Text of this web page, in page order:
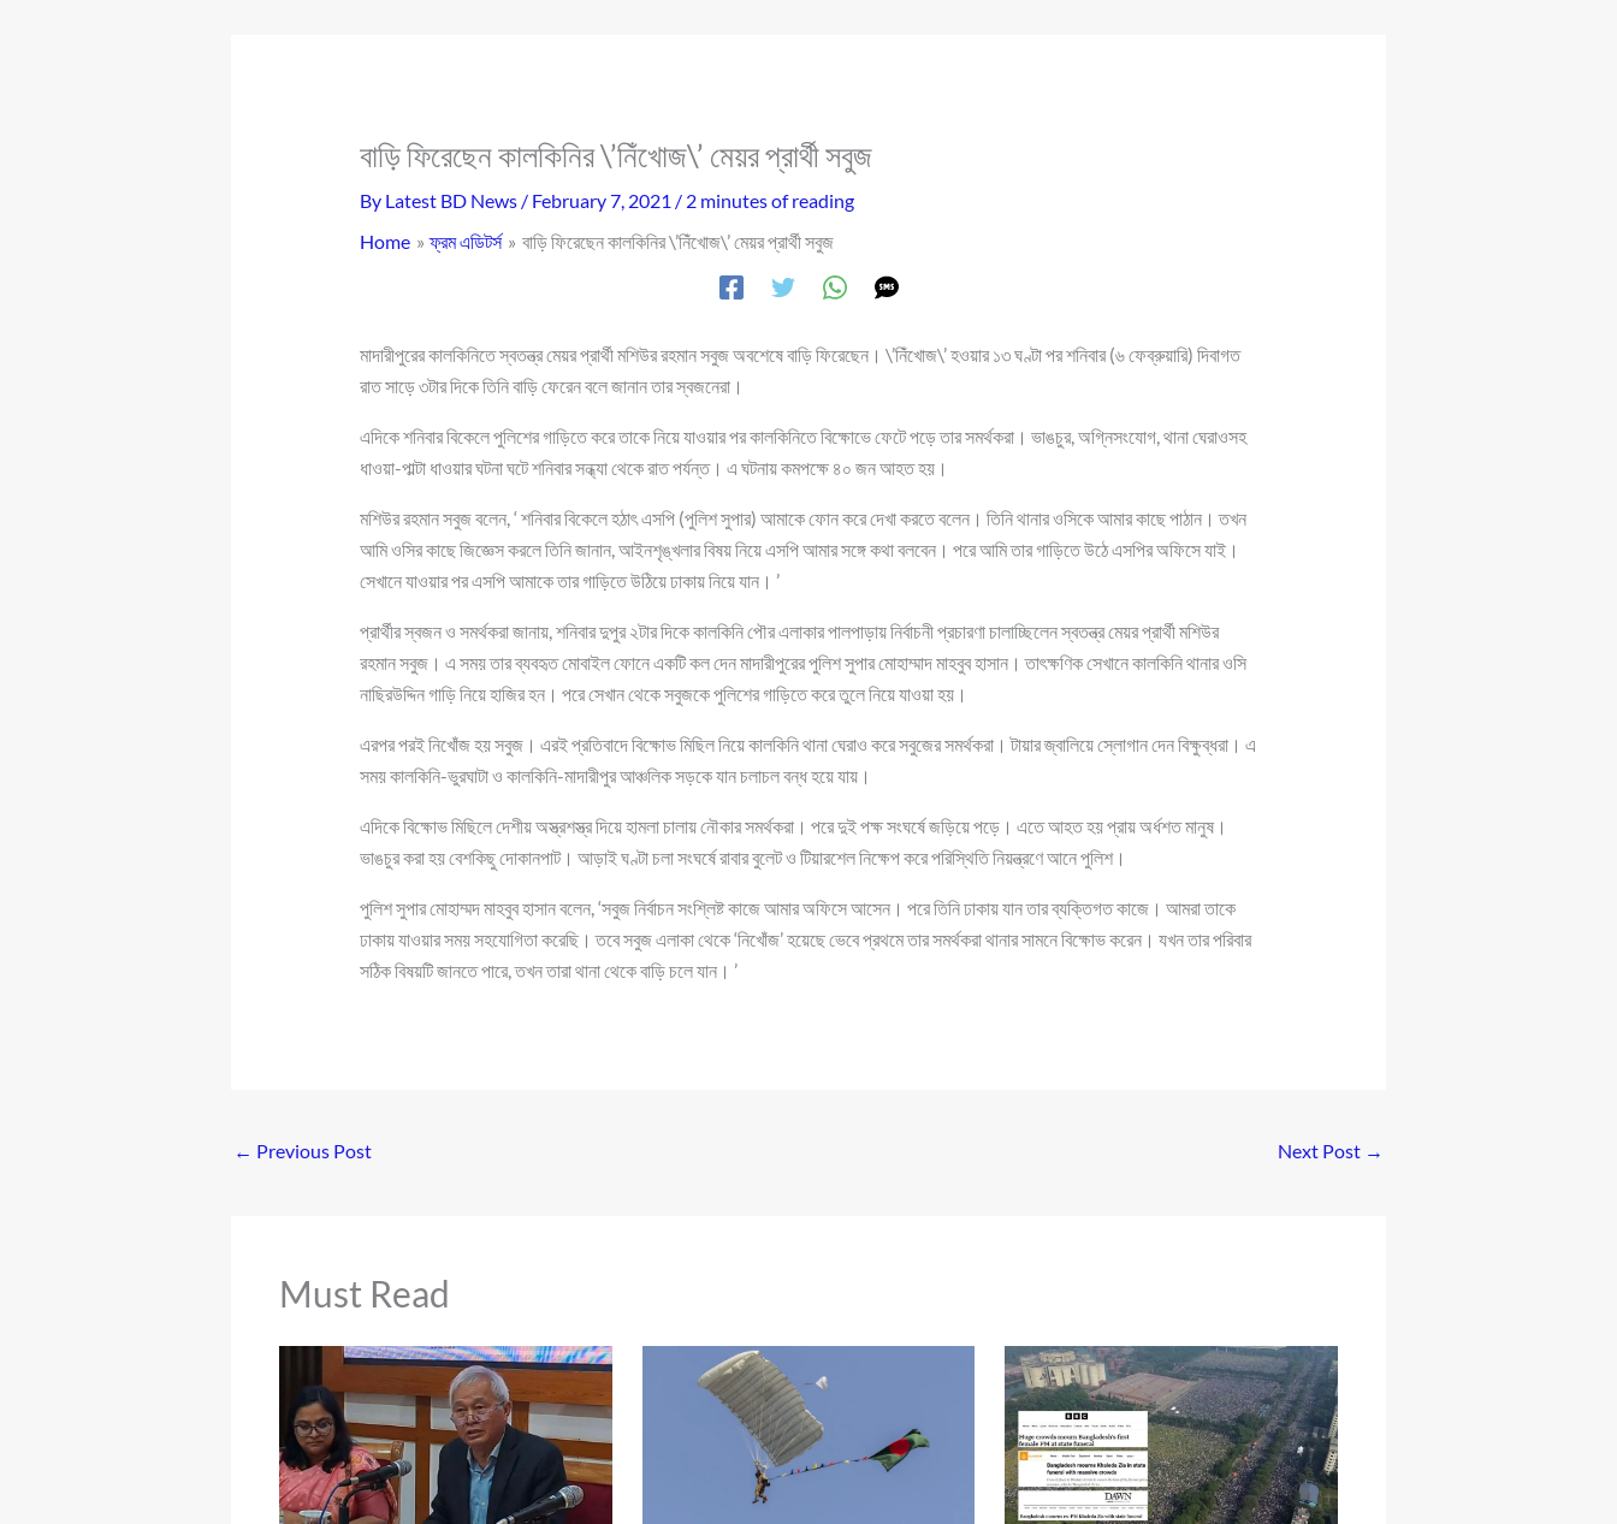
বাড়ি ফিরেছেন কালকিনির \’নিঁখোজ\’ মেয়র প্রার্থী সবুজ
By Latest BD News / February 7, 2021 / 2 minutes of reading
Home
ফ্রম এডিটর্স বাড়ি ফিরেছেন কালকিনির \’নিঁখোজ\’ মেয়র প্রার্থী সবুজ
মাদারীপুরের কালকিনিতে স্বতন্ত্র মেয়র প্রার্থী মশিউর রহমান সবুজ অবশেষে বাড়ি ফিরেছেন। \’নিঁখোজ\’ হওয়ার ১৩ ঘণ্টা পর শনিবার (৬ ফেব্রুয়ারি) দিবাগত
রাত সাড়ে ৩টার দিকে তিনি বাড়ি ফেরেন বলে জানান তার স্বজনেরা।
এদিকে শনিবার বিকেলে পুলিশের গাড়িতে করে তাকে নিয়ে যাওয়ার পর কালকিনিতে বিক্ষোভে ফেটে পড়ে তার সমর্থকরা। ভাঙচুর, অগ্নিসংযোগ, থানা ঘেরাওসহ
ধাওয়া-পাল্টা ধাওয়ার ঘটনা ঘটে শনিবার সন্ধ্যা থেকে রাত পর্যন্ত। এ ঘটনায় কমপক্ষে ৪০ জন আহত হয়।
মশিউর রহমান সবুজ বলেন, ‘ শনিবার বিকেলে হঠাৎ এসপি (পুলিশ সুপার) আমাকে ফোন করে দেখা করতে বলেন। তিনি থানার ওসিকে আমার কাছে পাঠান। তখন
আমি ওসির কাছে জিজ্ঞেস করলে তিনি জানান, আইনশৃঙ্খলার বিষয় নিয়ে এসপি আমার সঙ্গে কথা বলবেন। পরে আমি তার গাড়িতে উঠে এসপির অফিসে যাই।
সেখানে যাওয়ার পর এসপি আমাকে তার গাড়িতে উঠিয়ে ঢাকায় নিয়ে যান। ’
প্রার্থীর স্বজন ও সমর্থকরা জানায়, শনিবার দুপুর ২টার দিকে কালকিনি পৌর এলাকার পালপাড়ায় নির্বাচনী প্রচারণা চালাচ্ছিলেন স্বতন্ত্র মেয়র প্রার্থী মশিউর
রহমান সবুজ। এ সময় তার ব্যবহৃত মোবাইল ফোনে একটি কল দেন মাদারীপুরের পুলিশ সুপার মোহাম্মাদ মাহবুব হাসান। তাৎক্ষণিক সেখানে কালকিনি থানার ওসি
নাছিরউদ্দিন গাড়ি নিয়ে হাজির হন। পরে সেখান থেকে সবুজকে পুলিশের গাড়িতে করে তুলে নিয়ে যাওয়া হয়।
এরপর পরই নিখোঁজ হয় সবুজ। এরই প্রতিবাদে বিক্ষোভ মিছিল নিয়ে কালকিনি থানা ঘেরাও করে সবুজের সমর্থকরা। টায়ার জ্বালিয়ে স্লোগান দেন বিক্ষুব্ধরা। এ
সময় কালকিনি-ভুরঘাটা ও কালকিনি-মাদারীপুর আঞ্চলিক সড়কে যান চলাচল বন্ধ হয়ে যায়।
এদিকে বিক্ষোভ মিছিলে দেশীয় অস্ত্রশস্ত্র দিয়ে হামলা চালায় নৌকার সমর্থকরা। পরে দুই পক্ষ সংঘর্ষে জড়িয়ে পড়ে। এতে আহত হয় প্রায় অর্ধশত মানুষ।
ভাঙচুর করা হয় বেশকিছু দোকানপাট। আড়াই ঘণ্টা চলা সংঘর্ষে রাবার বুলেট ও টিয়ারশেল নিক্ষেপ করে পরিস্থিতি নিয়ন্ত্রণে আনে পুলিশ।
পুলিশ সুপার মোহাম্মদ মাহবুব হাসান বলেন, ‘সবুজ নির্বাচন সংশ্লিষ্ট কাজে আমার অফিসে আসেন। পরে তিনি ঢাকায় যান তার ব্যক্তিগত কাজে। আমরা তাকে
ঢাকায় যাওয়ার সময় সহযোগিতা করেছি। তবে সবুজ এলাকা থেকে ‘নিখোঁজ’ হয়েছে ভেবে প্রথমে তার সমর্থকরা থানার সামনে বিক্ষোভ করেন। যখন তার পরিবার
সঠিক বিষয়টি জানতে পারে, তখন তারা থানা থেকে বাড়ি চলে যান। ’
← Previous Post Next Post →
Must Read